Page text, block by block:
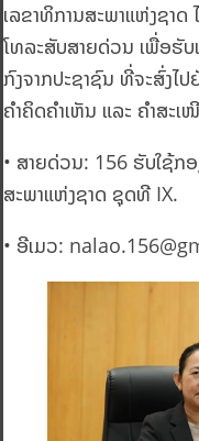
ເລຂາທິການສະພາແຫ່ງຊາ
ໂທລະສັບສາຍດ່ວນ ເພື່ອຮັບ
ກົງຈາກປະຊາຊົນ ທີ່ຈະສົ່ງໄ
ຄຳຄິດຄຳເຫັນ ແລະ ຄຳສະ
• ສາຍດ່ວນ: 156 ຮັບໃຊ້ກ
ສະພາແຫ່ງຊາດ ຊຸດທີ IX.
• ອີເມວ: